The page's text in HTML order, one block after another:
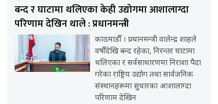
बन्द र घाटामा थलिएका केही उद्योगमा आशालाग्दा
परिणाम देखिन थाले : प्रधानमन्त्री
काठमाडौँ । प्रधानमन्त्री वालेन्द्र शाहले
वर्षौंदेखि बन्द रहेका, निरन्तर घाटामा
थलिएका र सर्वसाधारणमा निराशा पैदा
गरेका राष्ट्रिय उद्योग तथा सार्वजनिक
संस्थानहरूमा सुधारका आशालाग्दा
परिणाम देखिन